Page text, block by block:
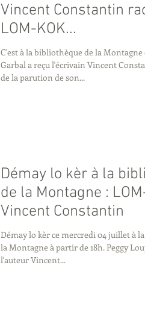
Vincent Constantin
LOM-KOK...
C'est à la bibliothèque de la Montagne
Garbal a reçu l'écrivain Vincent
de la parution de son...
Démay lo kèr à la
de la Montagne :
Vincent Constantin
Démay lo kèr ce mercredi 04 juillet à la
la Montagne à partir de 18h. Peggy Loup Garbal recevra
l'auteur Vincent...